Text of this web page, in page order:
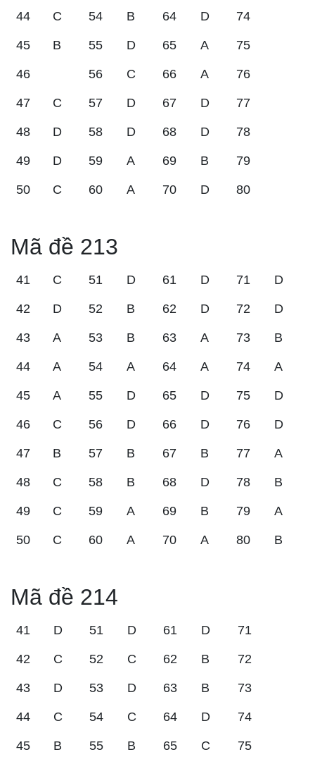
44 C 54 B 64 D 74
45 B 55 D 65 A 75
46 56 C 66 A 76
47 C 57 D 67 D 77
48 D 58 D 68 D 78
49 D 59 A 69 B 79
50 C 60 A 70 D 80
Mã đề 213
41 C 51 D 61 D 71 D
42 D 52 B 62 D 72 D
43 A 53 B 63 A 73 B
44 A 54 A 64 A 74 A
45 A 55 D 65 D 75 D
46 C 56 D 66 D 76 D
47 B 57 B 67 B 77 A
48 C 58 B 68 D 78 B
49 C 59 A 69 B 79 A
50 C 60 A 70 A 80 B
Mã đề 214
41 D 51 D 61 D 71
42 C 52 C 62 B 72
43 D 53 D 63 B 73
44 C 54 C 64 D 74
45 B 55 B 65 C 75